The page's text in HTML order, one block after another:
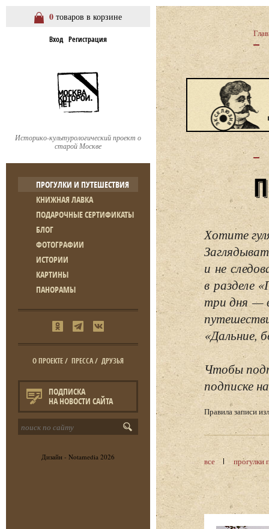
0 товаров в корзине
Вход Регистрация
Историко-культурологический проект о
старой Москве
ПРОГУЛКИ И ПУТЕШЕСТВИЯ
КНИЖНАЯ ЛАВКА
ПОДАРОЧНЫЕ СЕРТИФИКАТЫ
БЛОГ
ФОТОГРАФИИ
ИСТОРИИ
КАРТИНЫ
ПАНОРАМЫ
О ПРОЕКТЕ/ ПРЕССА/ ДРУЗЬЯ
ПОДПИСКА
НА НОВОСТИ САЙТА
Дизайн - Notamedia 2026
Хотите
и не
в разделе
три дня —
«Дальние,
Чтобы
подписке
Правила записи
все прогулки